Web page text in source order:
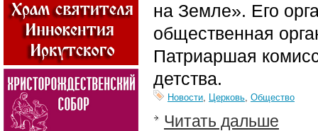
на Земле». Его
общественная
Патриаршая
детства.
Новости, Церковь, Общество
Читать дальше